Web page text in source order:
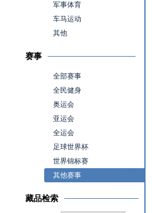
军事体育
车马运动
其他
赛事
全部赛事
全民健身
奥运会
亚运会
全运会
足球世界杯
世界锦标赛
其他赛事
藏品检索